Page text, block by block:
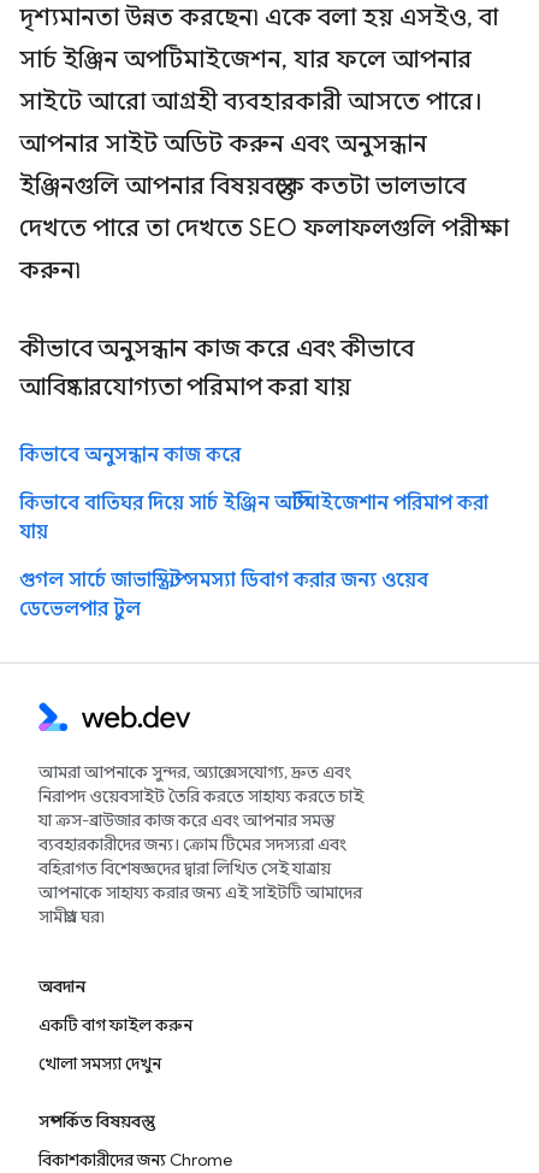
দৃশ্যমানতা উন্নত করছেন৷ একে বলা হয় এসইও, বা
সার্চ ইঞ্জিন অপটিমাইজেশন, যার ফলে আপনার
সাইটে আরো আগ্রহী ব্যবহারকারী আসতে পারে।
আপনার সাইট অডিট করুন এবং অনুসন্ধান
ইঞ্জিনগুলি আপনার বিষয়বস্তুকে কতটা ভালভাবে
দেখতে পারে তা দেখতে SEO ফলাফলগুলি পরীক্ষা
করুন৷
কীভাবে অনুসন্ধান কাজ করে এবং কীভাবে
আবিষ্কারযোগ্যতা পরিমাপ করা যায়
কিভাবে অনুসন্ধান কাজ করে
কিভাবে বাতিঘর দিয়ে সার্চ ইঞ্জিন অপ্টিমাইজেশান পরিমাপ করা
যায়
গুগল সার্চে জাভাস্ক্রিপ্ট সমস্যা ডিবাগ করার জন্য ওয়েব
ডেভেলপার টুল
আমরা আপনাকে সুন্দর, অ্যাক্সেসযোগ্য, দ্রুত এবং
নিরাপদ ওয়েবসাইট তৈরি করতে সাহায্য করতে চাই
যা ক্রস-ব্রাউজার কাজ করে এবং আপনার সমস্ত
ব্যবহারকারীদের জন্য। ক্রোম টিমের সদস্যরা এবং
বহিরাগত বিশেষজ্ঞদের দ্বারা লিখিত সেই যাত্রায়
আপনাকে সাহায্য করার জন্য এই সাইটটি আমাদের
সামগ্রীর ঘর৷
অবদান
একটি বাগ ফাইল করুন
খোলা সমস্যা দেখুন
সম্পর্কিত বিষয়বস্তু
বিকাশকারীদের জন্য Chrome